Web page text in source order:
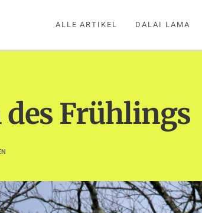
ALLE ARTIKEL DALAI LAMA
des Frühlings